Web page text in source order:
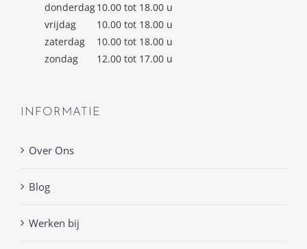
donderdag10.00 tot 18.00 u
vrijdag
10.00 tot 18.00 u
zaterdag
10.00 tot 18.00 u
zondag
12.00 tot 17.00 u
INFORMATIE
Over Ons
Blog
Werken bij